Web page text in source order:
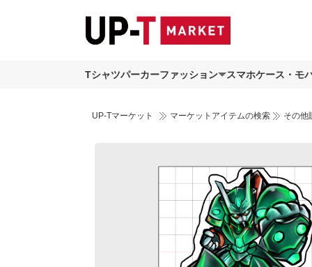
Tシャツパーカーファッション スマホケース・モ
UP-Tマーケット マーケットアイテムの検索 その他